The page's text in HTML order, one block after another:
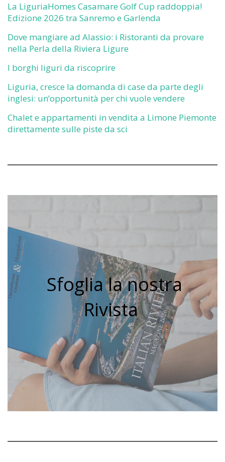
La LiguriaHomes Casamare Golf Cup raddoppia!
Edizione 2026 tra Sanremo e Garlenda
Dove mangiare ad Alassio: i Ristoranti da provare
nella Perla della Riviera Ligure
I borghi liguri da riscoprire
Liguria, cresce la domanda di case da parte degli
inglesi: un’opportunità per chi vuole vendere
Chalet e appartamenti in vendita a Limone Piemonte
direttamente sulle piste da sci
Sfoglia la nostra
Rivista